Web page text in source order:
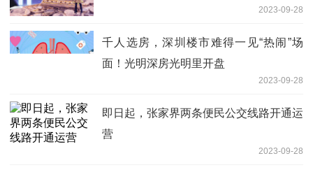
2023-09-28
千人选房，深圳楼市难得一见“热闹”场
面！光明深房光明里开盘
2023-09-28
即日起，张家界两条便民公交线路开通运
营
2023-09-28